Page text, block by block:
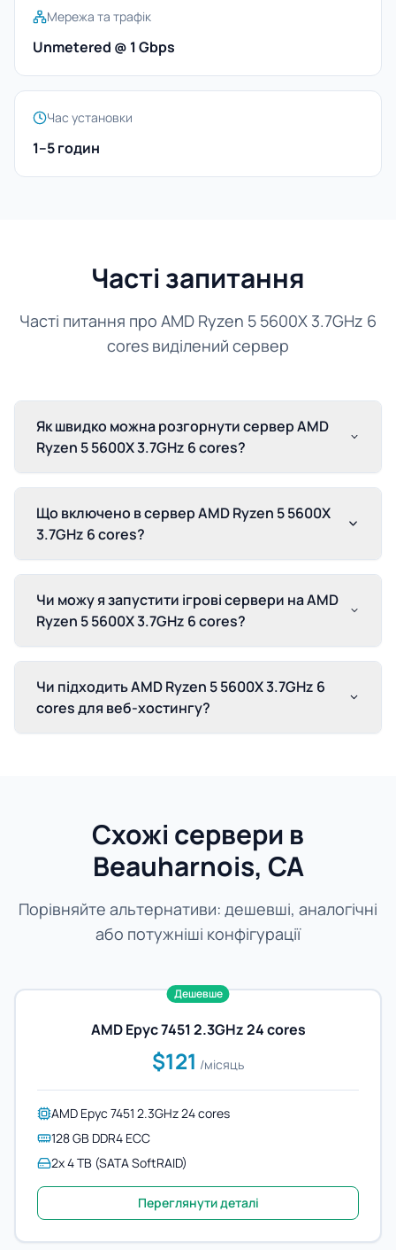
Мережа та трафік
Unmetered @ 1 Gbps
Час установки
1–5 годин
Часті запитання
Часті питання про AMD Ryzen 5 5600X 3.7GHz 6
cores виділений сервер
Як швидко можна розгорнути сервер AMD
Ryzen 5 5600X 3.7GHz 6 cores?
Що включено в сервер AMD Ryzen 5 5600X
3.7GHz 6 cores?
Чи можу я запустити ігрові сервери на AMD
Ryzen 5 5600X 3.7GHz 6 cores?
Чи підходить AMD Ryzen 5 5600X 3.7GHz 6
cores для веб-хостингу?
Схожі сервери в
Beauharnois, CA
Порівняйте альтернативи: дешевші, аналогічні
або потужніші конфігурації
Дешевше
AMD Epyc 7451 2.3GHz 24 cores
$121 /місяць
AMD Epyc 7451 2.3GHz 24 cores
128 GB DDR4 ECC
2x 4 TB (SATA SoftRAID)
Переглянути деталі